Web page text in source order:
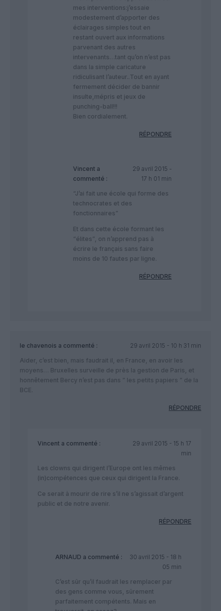
mes interventions:j’essaie
modestement d’apporter des
éclairages simples tout en
restant ouvert aux informations
parvenant des autres
intervenants…tant qu’on n’est pas
dans la simple caricature
ridiculisant l’auteur..Tout en ayant
fermement décider de bannir
insulte,mépris et jeux de
punching-ball!!!
Bien cordialement.
RÉPONDRE
Vincent a
commenté :
29 avril 2015 -
17 h 01 min
“J’ai fait une école qui forme des
technocrates et des
fonctionnaires”
Et dans cette école formant les
“élites”, on n’apprend pas à
écrire le français sans faire
moins de 10 fautes par ligne.
RÉPONDRE
le chavenois a commenté :
29 avril 2015 - 10 h 31 min
Aider, c’est bien, mais faudrait il, en France, en avoir les
moyens… Bruxelles surveille de près la gestion de Paris, et
honnêtement Bercy n’est pas dans ” les petits papiers ” de la
BCE.
RÉPONDRE
Vincent a commenté :
29 avril 2015 - 15 h 17
min
Les clowns qui dirigent l’Europe ont les mêmes
(in)compétences que ceux qui dirigent la France.
Ce serait à mourir de rire s’il ne s’agissait d’argent
public et de notre avenir.
RÉPONDRE
ARNAUD a commenté :
30 avril 2015 - 18 h
05 min
C’est sûr qu’il faudrait les remplacer par
des gens comme vous, sûrement
parfaitement compétents. Mais en